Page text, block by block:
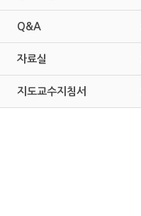
Q&A
자료실
지도교수지침서